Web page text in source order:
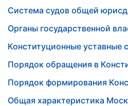
Система судов общей
Органы государственной
Конституционные уставные
Порядок обращения в
Порядок формирования
Общая характеристика